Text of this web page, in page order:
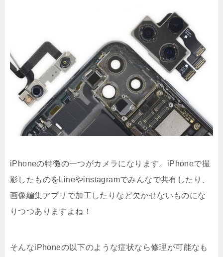
iPhoneの特徴の一つがカメラになります。iPhoneで撮
影したものをLineやinstagramでみんなで共有したり、
画像編集アプリで加工したりなど欠かせないものにな
りつつありますよね！
そんなiPhoneの以下のような症状なら修理が可能なも